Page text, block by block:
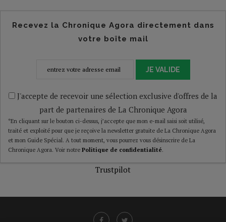
Recevez la Chronique Agora directement dans
votre boîte mail
JE VALIDE
J'accepte de recevoir une sélection exclusive d'offres de la
part de partenaires de La Chronique Agora
*En cliquant sur le bouton ci-dessus, j’accepte que mon e-mail saisi soit utilisé,
traité et exploité pour que je reçoive la newsletter gratuite de La Chronique Agora
et mon Guide Spécial. A tout moment, vous pourrez vous désinscrire de La
Chronique Agora. Voir notre Politique de confidentialité.
Trustpilot